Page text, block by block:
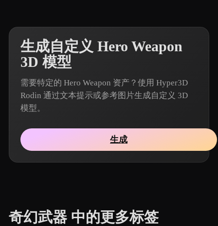
生成自定义 Hero Weapon
3D 模型
需要特定的 Hero Weapon 资产？使用 Hyper3D
Rodin 通过文本提示或参考图片生成自定义 3D
模型。
生成
奇幻武器 中的更多标签